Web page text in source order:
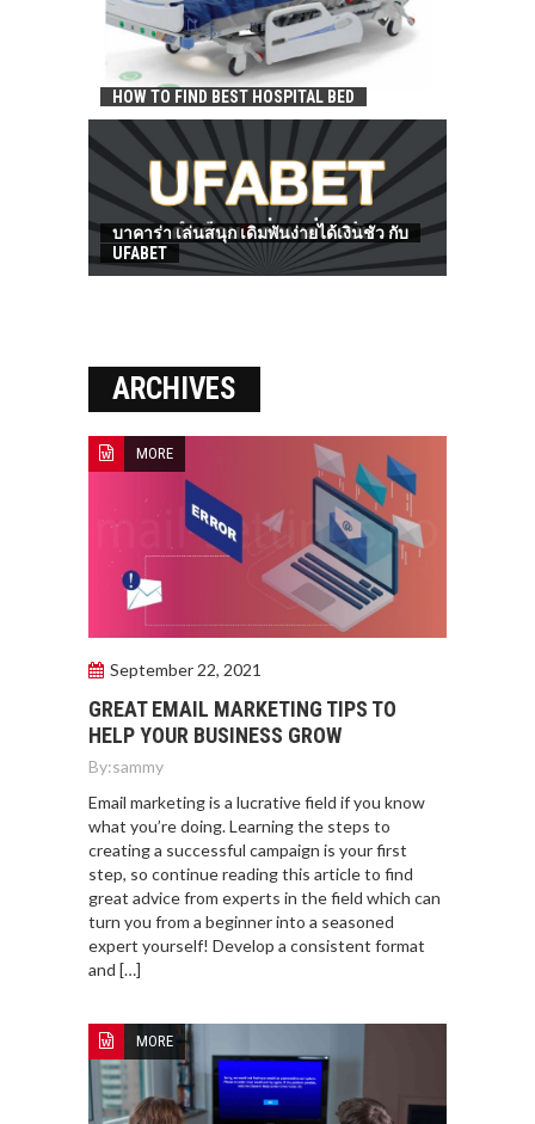
HOW TO FIND BEST HOSPITAL BED
บาคาร่า เล่นสนุก เดิมพันง่ายได้เงินชัว กับ
UFABET
ARCHIVES
MORE
September 22, 2021
GREAT EMAIL MARKETING TIPS TO
HELP YOUR BUSINESS GROW
By:sammy
Email marketing is a lucrative field if you know
what you’re doing. Learning the steps to
creating a successful campaign is your first
step, so continue reading this article to find
great advice from experts in the field which can
turn you from a beginner into a seasoned
expert yourself! Develop a consistent format
and […]
MORE